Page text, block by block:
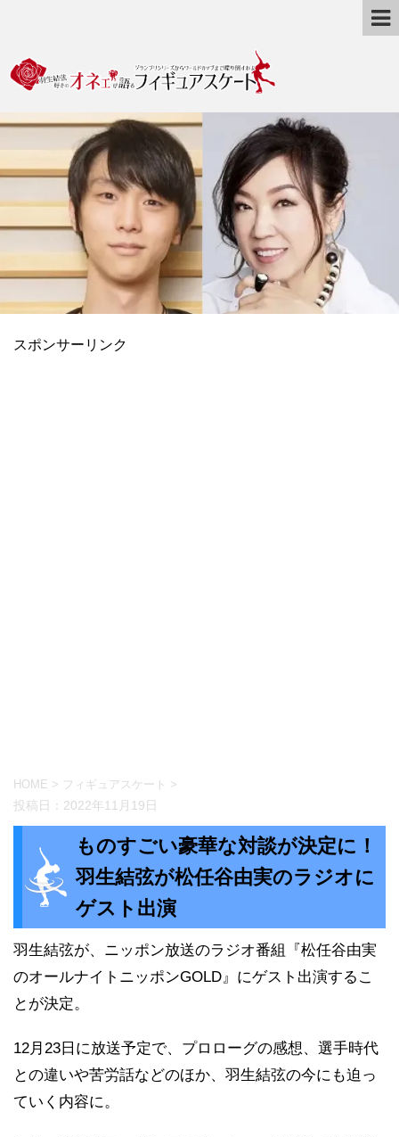
スポンサーリンク
HOME > フィギュアスケート >
投稿日： 2022年11月19日
ものすごい豪華な対談が決定に！
羽生結弦が松任谷由実のラジオに
ゲスト出演
羽生結弦が、ニッポン放送のラジオ番組『松任谷由実
のオールナイトニッポンGOLD』にゲスト出演するこ
とが決定。
12月23日に放送予定で、プロローグの感想、選手時代
との違いや苦労話などのほか、羽生結弦の今にも迫っ
ていく内容に。